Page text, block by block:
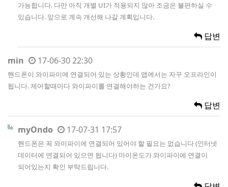
가능합니다. 다만 아직 개별 UI가 적용되지 않아 조금은 불편하실 수
있습니다. 앞으로 계속 개선해 나갈 계획입니다.
답변
min 17-06-30 22:30
핸드폰이 와이파이에 연결되어 있는 상황인데 앱에서는 자꾸 오프라인이
됩니다. 제어할때마다 와이파이를 연결해야하는 건가요?
답변
myOndo 17-07-31 17:57
핸드폰은 꼭 와이파이에 연결되어 있어야 할 필요는 없습니다 (인터넷
데이터에 연결되어 있으면 됩니다) 마이온도가 와이파이에 연결이
되어있는지 확인 부탁드립니다.